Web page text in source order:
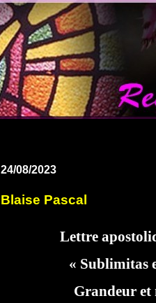
24/08/2023
Blaise Pascal
Lettre
« Sublimitas
Grandeur et